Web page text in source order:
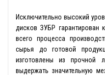
Исключительно высокий
дисков ЗУБР гарантирован
всего процесса
сырья до готовой
изготовлены из прочной
выдержать значительную